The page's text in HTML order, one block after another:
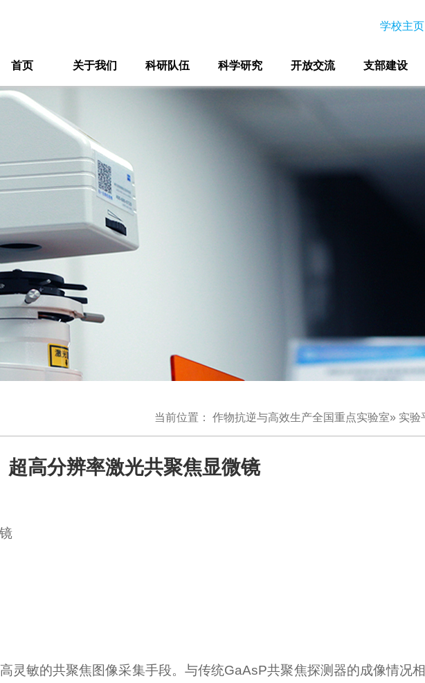
学校主页
首页 关于我们 科研队伍 科学研究 开放交流 支部建设
当前位置： 作物抗逆与高效生产全国重点实验室» 实验
超高分辨率激光共聚焦显微镜
灵敏的共聚焦图像采集手段。与传统GaAsP共聚焦探测器的成像情况